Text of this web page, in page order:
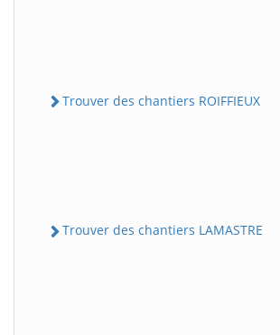
Trouver des chantiers ROIFFIEUX
Trouver des chantiers LAMASTRE